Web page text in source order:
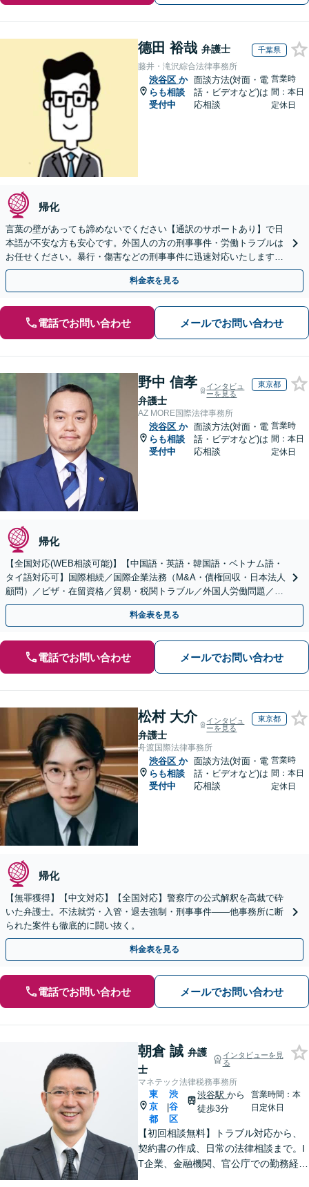
德田 裕哉 弁護士 千葉県
藤井・滝沢綜合法律事務所
渋谷区 か
らも相談
受付中
面談方法(対面・電
話・ビデオなど)は
応相談
営業時
間：本日
定休日
帰化
言葉の壁があっても諦めないでください【通訳のサポートあり】で日
本語が不安な方も安心です。外国人の方の刑事事件・労働トラブルは
お任せください。暴行・傷害などの刑事事件に迅速対応いたします。
【事前予約で休日・夜間面談可】
料金表を見る
電話でお問い合わせ メールでお問い合わせ
野中 信孝
弁護士
インタビュ
ーを見る
東京都
AZ MORE国際法律事務所
渋谷区 か
らも相談
受付中
面談方法(対面・電
話・ビデオなど)は
応相談
営業時
間：本日
定休日
帰化
【全国対応(WEB相談可能)】【中国語・英語・韓国語・ベトナム語・
タイ語対応可】国際相続／国際企業法務（M&A・債権回収・日本法人
顧問）／ビザ・在留資格／貿易・税関トラブル／外国人労働問題／外
国人刑事事件など、幅広いご相談に対応可能
料金表を見る
電話でお問い合わせ メールでお問い合わせ
松村 大介
弁護士
インタビュ
ーを見る
東京都
舟渡国際法律事務所
渋谷区 か
らも相談
受付中
面談方法(対面・電
話・ビデオなど)は
応相談
営業時
間：本日
定休日
帰化
【無罪獲得】【中文対応】【全国対応】警察庁の公式解釈を高裁で砕
いた弁護士。不法就労・入管・退去強制・刑事事件——他事務所に断
られた案件も徹底的に闘い抜く。
料金表を見る
電話でお問い合わせ メールでお問い合わせ
朝倉 誠 弁護
士
インタビューを見
る
マネテック法律税務事務所
東
京
都
|
渋
谷
区
渋谷駅から
徒歩3分
営業時間：本
日定休日
【初回相談無料】トラブル対応から、
契約書の作成、日常の法律相談まで。I
T企業、金融機関、官公庁での勤務経験